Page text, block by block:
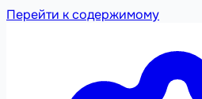
Перейти к содержимому